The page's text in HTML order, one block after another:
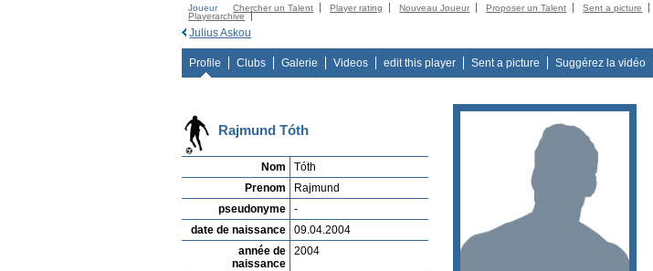
Joueur Chercher un Talent Player rating Nouveau Joueur Proposer un Talent Sent a picture
Playerarchive
Julius Askou
Profile Clubs Galerie Videos edit this player Sent a picture Suggérez la vidéo
Rajmund Tóth
Nom
Tóth
Prenom
Rajmund
pseudonyme
-
date de naissance
09.04.2004
année de
naissance
2004